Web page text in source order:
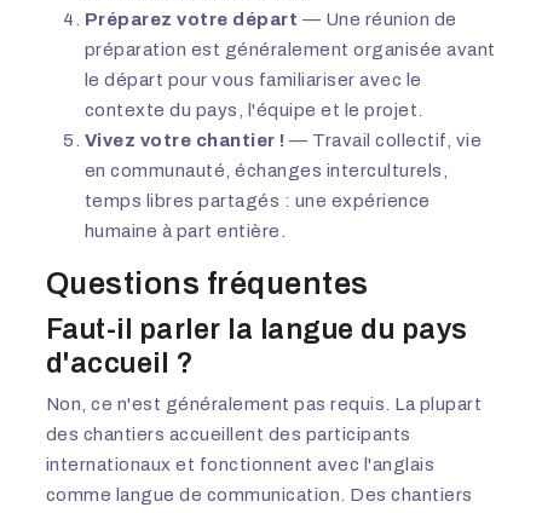
Préparez votre départ — Une réunion de
préparation est généralement organisée avant
le départ pour vous familiariser avec le
contexte du pays, l'équipe et le projet.
Vivez votre chantier ! — Travail collectif, vie
en communauté, échanges interculturels,
temps libres partagés : une expérience
humaine à part entière.
Questions fréquentes
Faut-il parler la langue du pays
d'accueil ?
Non, ce n'est généralement pas requis. La plupart
des chantiers accueillent des participants
internationaux et fonctionnent avec l'anglais
comme langue de communication. Des chantiers